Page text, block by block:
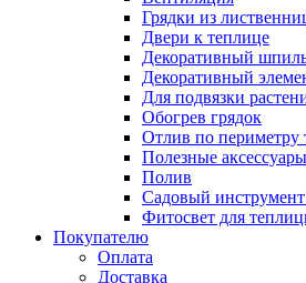
Грядки из
Двери к теплице
Декоративный
Декоративный
Для подвязки
Обогрев грядок
Отлив по периметру
Полезные аксессуары
Полив
Садовый
Фитосвет для
Покупателю
Оплата
Доставка